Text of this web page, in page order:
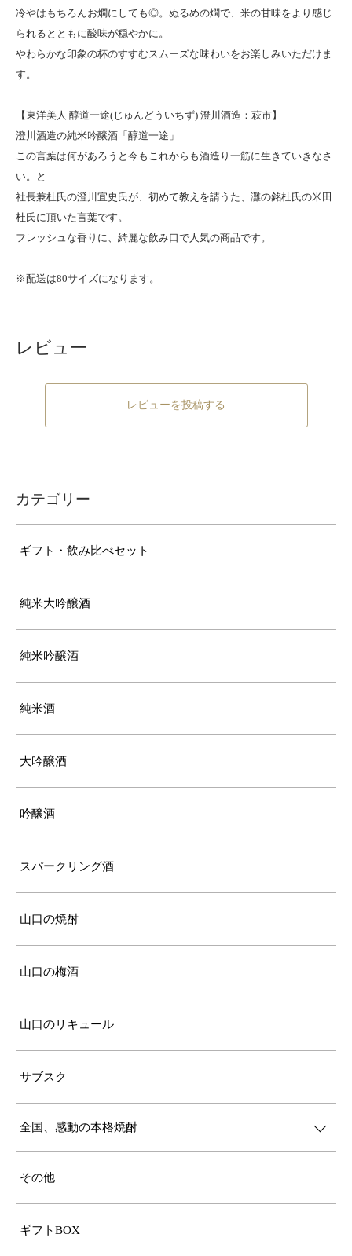
冷やはもちろんお燗にしても◎。ぬるめの燗で、米の甘味をより感じ
られるとともに酸味が穏やかに。
やわらかな印象の杯のすすむスムーズな味わいをお楽しみいただけま
す。
【東洋美人 醇道一途(じゅんどういちず) 澄川酒造：萩市】
澄川酒造の純米吟醸酒「醇道一途」
この言葉は何があろうと今もこれからも酒造り一筋に生きていきなさ
い。と
社長兼杜氏の澄川宜史氏が、初めて教えを請うた、灘の銘杜氏の米田
杜氏に頂いた言葉です。
フレッシュな香りに、綺麗な飲み口で人気の商品です。
※配送は80サイズになります。
レビュー
レビューを投稿する
カテゴリー
ギフト・飲み比べセット
純米大吟醸酒
純米吟醸酒
純米酒
大吟醸酒
吟醸酒
スパークリング酒
山口の焼酎
山口の梅酒
山口のリキュール
サブスク
全国、感動の本格焼酎
その他
ギフトBOX